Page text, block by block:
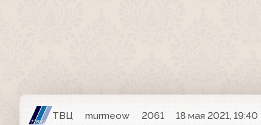
ТВЦ murmeow 2061
18 мая 2021, 19:40